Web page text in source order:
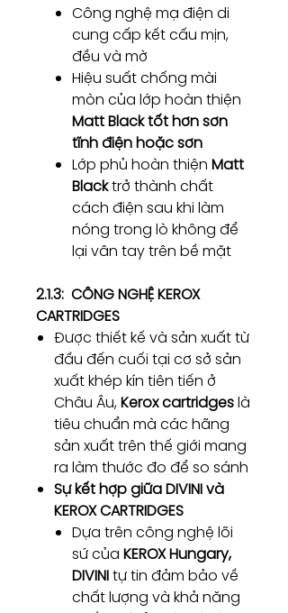
Công nghệ mạ điện di
cung cấp kết cấu mịn,
đều và mờ
Hiệu suất chống mài
mòn của lớp hoàn thiện
Matt Black tốt hơn sơn
tĩnh điện hoặc sơn
Lớp phủ hoàn thiện Matt
Blacktrở thành chất
cách điện sau khi làm
nóng trong lò không để
lại vân tay trên bề mặt
2.1.3: CÔNG NGHỆ KEROX
CARTRIDGES
Được thiết kế và sản xuất từ
đầu đến cuối tại cơ sở sản
xuất khép kín tiên tiến ở
Châu Âu,Kerox cartridgeslà
tiêu chuẩn mà các hãng
sản xuất trên thế giới mang
ra làm thước đo để so sánh
Sự kết hợp giữa DIVINI và
KEROX CARTRIDGES
Dựa trên công nghệ lõi
sứ của KEROX Hungary,
DIVINItự tin đảm bảo về
chất lượng và khả năng